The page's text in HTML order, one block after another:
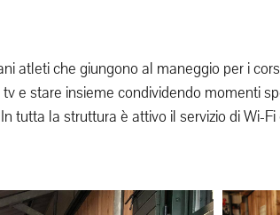
atleti che giungono al maneggio per i
e stare insieme condividendo momenti
tutta la struttura è attivo il servizio di Wi-